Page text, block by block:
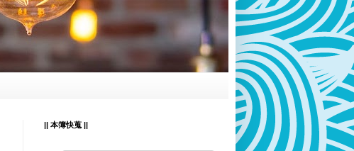
|| 本簿快蒐 ||